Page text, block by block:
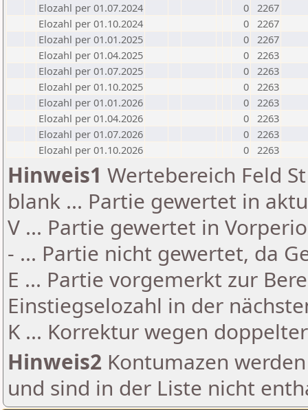
Elozahl per 01.07.2024
0 2267
Elozahl per 01.10.2024
0 2267
Elozahl per 01.01.2025
0 2267
Elozahl per 01.04.2025
0 2263
Elozahl per 01.07.2025
0 2263
Elozahl per 01.10.2025
0 2263
Elozahl per 01.01.2026
0 2263
Elozahl per 01.04.2026
0 2263
Elozahl per 01.07.2026
0 2263
Elozahl per 01.10.2026
0 2263
Hinweis1 Wertebereich Feld
blank ... Partie gewertet in
V ... Partie gewertet in
- ... Partie nicht gewertet, da
E ... Partie vorgemerkt zur
Einstiegselozahl in der
K ... Korrektur wegen
Hinweis2 Kontumazen
und sind in der Liste nicht